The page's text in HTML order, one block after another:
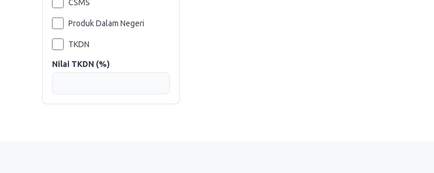
CSMS
Produk Dalam Negeri
TKDN
Nilai TKDN (%)